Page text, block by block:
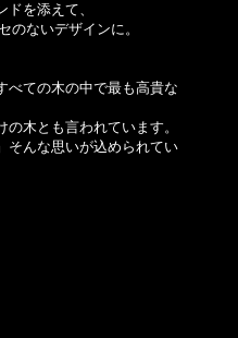
を添えて、
のないデザインに。
べての木の中で最も高貴な
木とも言われています。
そんな思いが込められてい